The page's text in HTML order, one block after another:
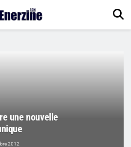
une nouvelle
2012